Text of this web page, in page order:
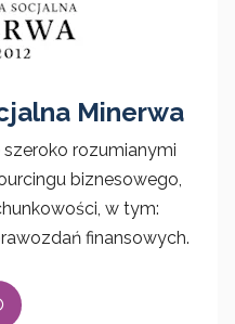
Minerwa
szeroko rozumianymi
biznesowego,
w tym:
finansowych.